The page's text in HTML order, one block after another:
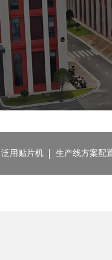
泛用贴片机 生产线方案配